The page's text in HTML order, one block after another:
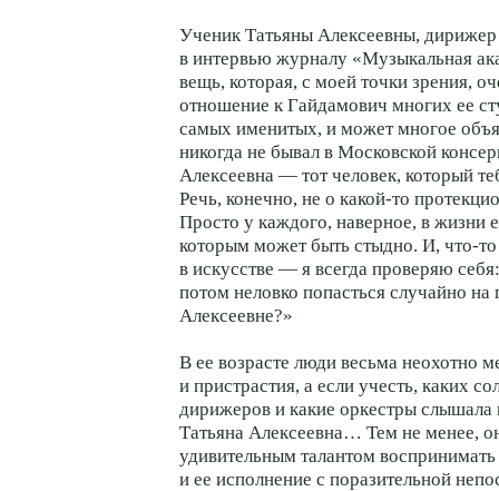
Ученик Татьяны Алексеевны,
в интервью журналу «Музыкальная
вещь, которая, с моей точки зрения,
отношение к Гайдамович многих ее
самых именитых, и может многое
никогда не бывал в Московской
Алексеевна — тот человек, который
Речь, конечно, не о какой-то
Просто у каждого, наверное, в жизни
которым может быть стыдно. И, что-то
в искусстве — я всегда проверяю
потом неловко попасться случайно на
Алексеевне?»
В ее возрасте люди весьма неохотно
и пристрастия, а если учесть, каких
дирижеров и какие оркестры слышала
Татьяна Алексеевна… Тем не менее,
удивительным талантом
и ее исполнение с поразительной